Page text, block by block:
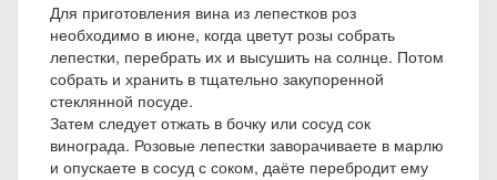
Для приготовления вина из лепестков роз
необходимо в июне, когда цветут розы собрать
лепестки, перебрать их и высушить на солнце. Потом
собрать и хранить в тщательно закупоренной
стеклянной посуде.
Затем следует отжать в бочку или сосуд сок
винограда. Розовые лепестки заворачиваете в марлю
и опускаете в сосуд с соком, даёте перебродит ему